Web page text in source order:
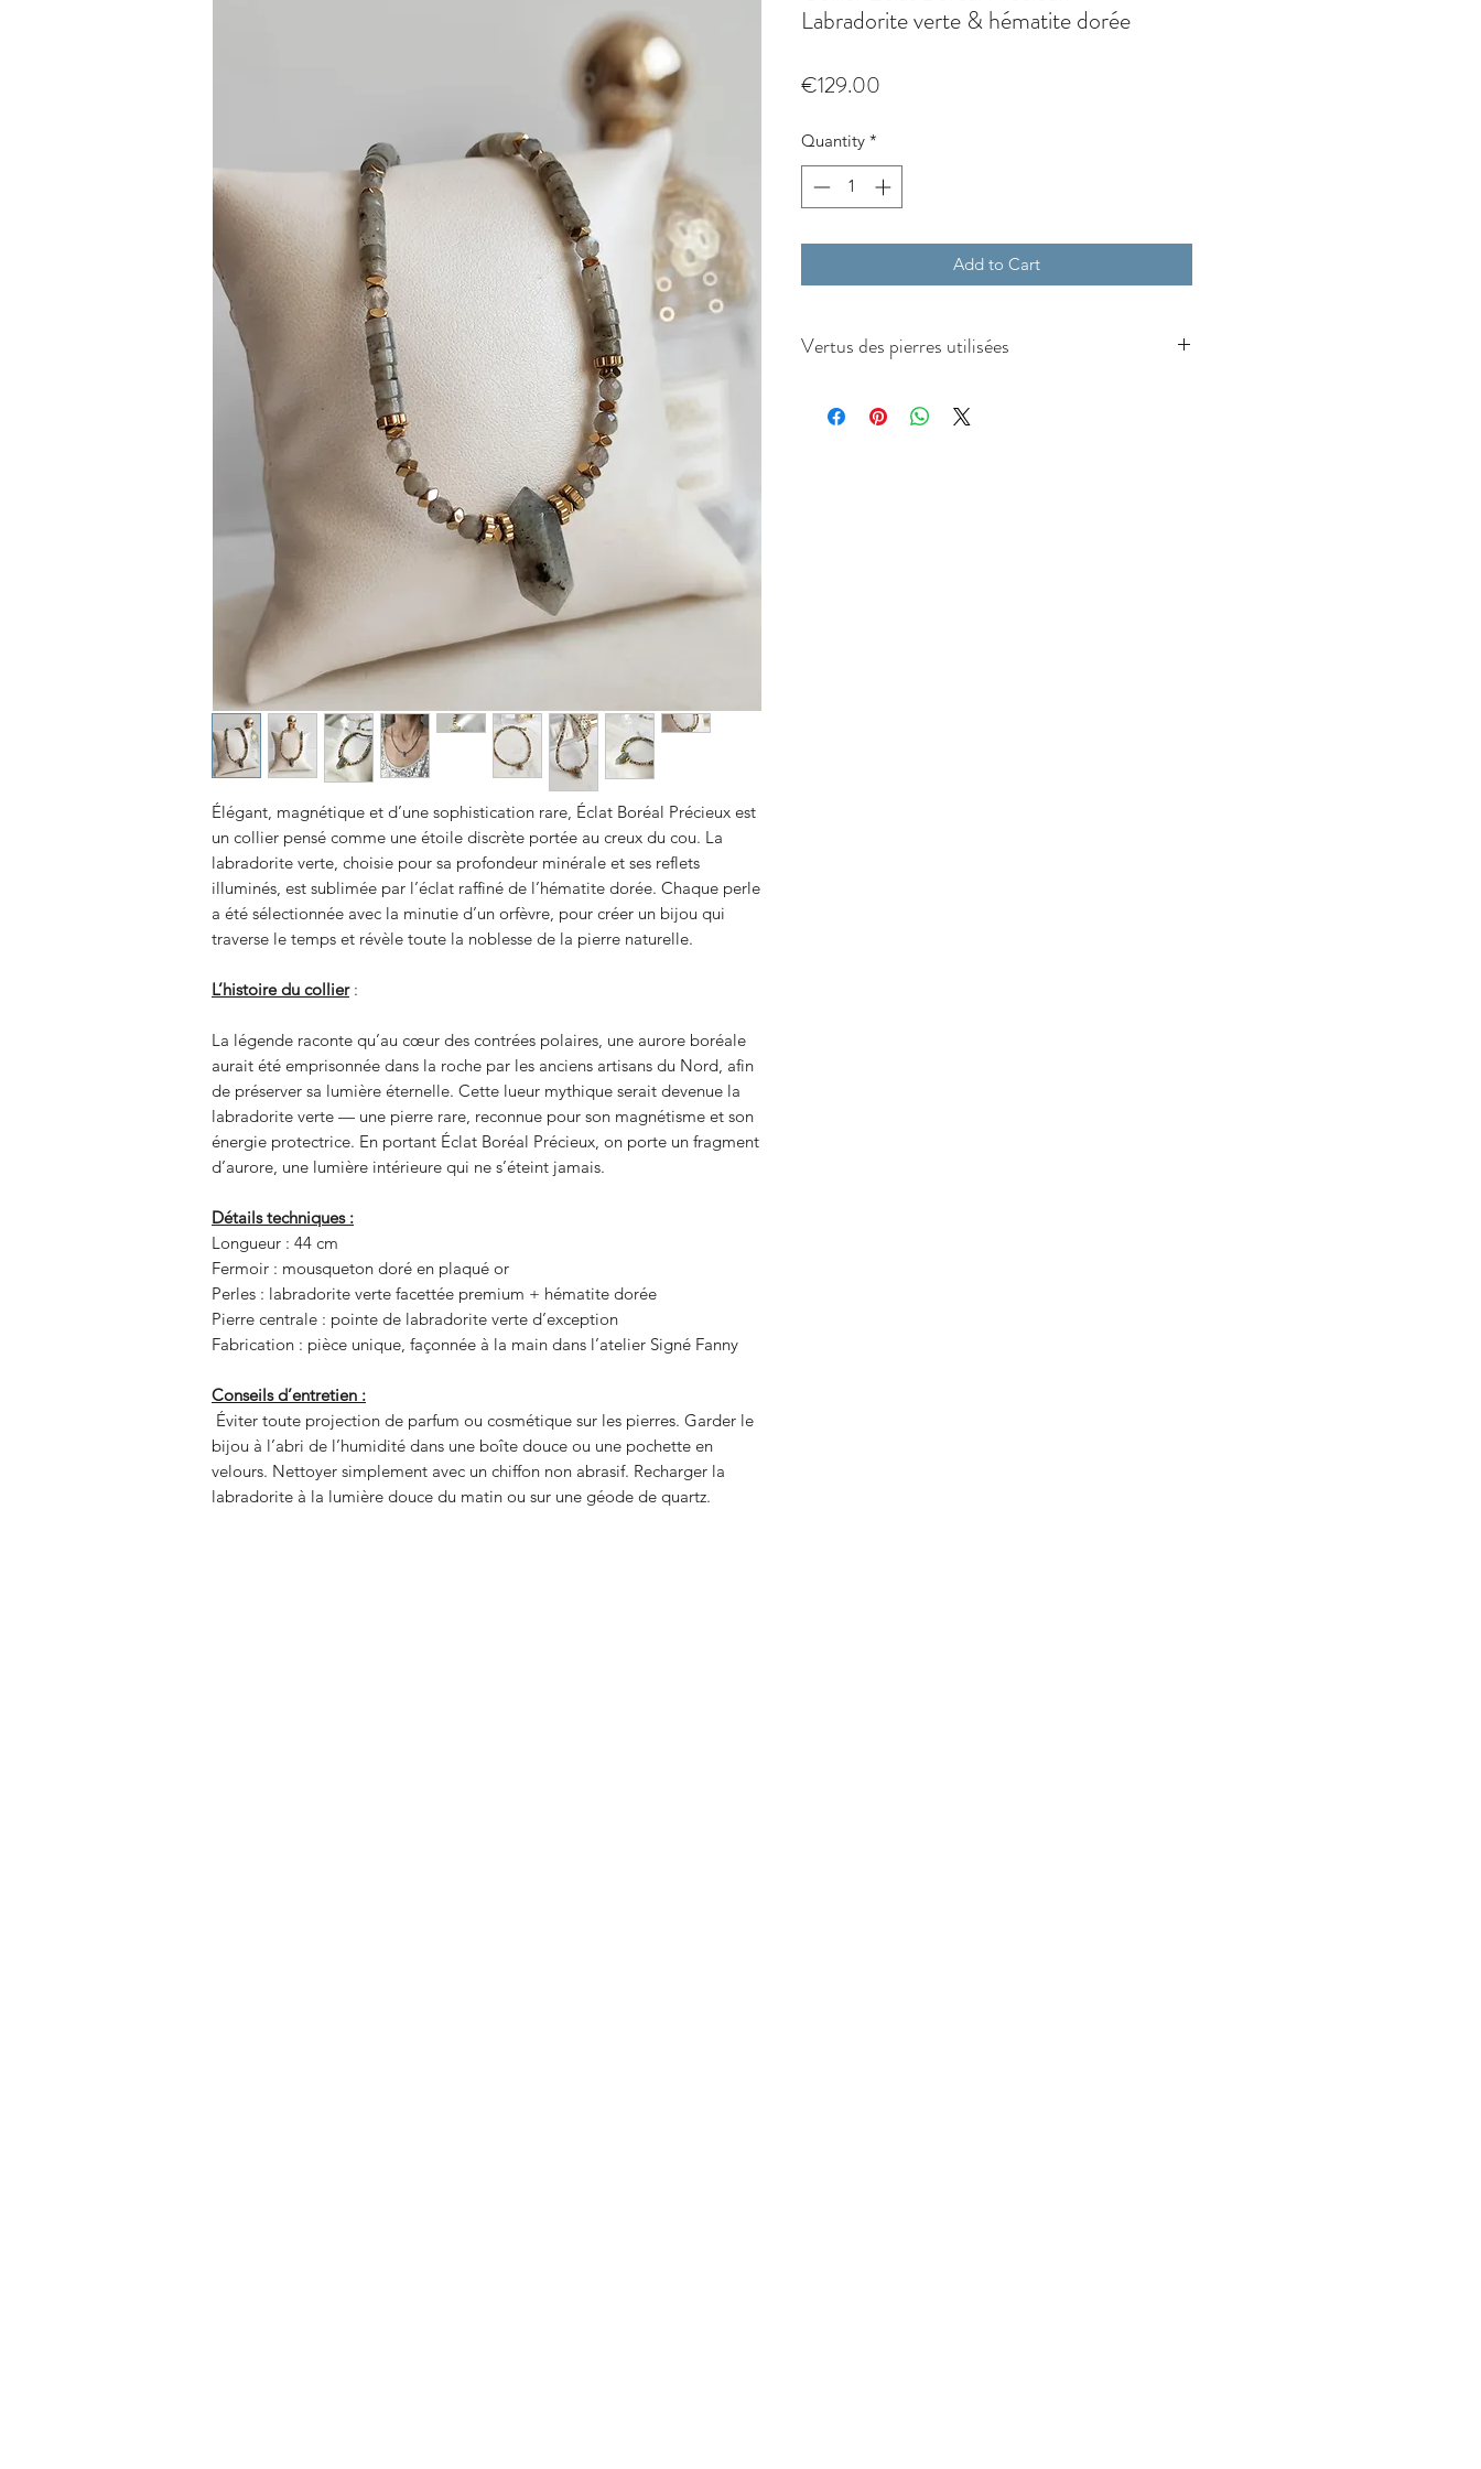
Élégant, magnétique et d’une sophistication rare, Éclat Boréal Précieux est
un collier pensé comme une étoile discrète portée au creux du cou. La
labradorite verte, choisie pour sa profondeur minérale et ses reflets
illuminés, est sublimée par l’éclat raffiné de l’hématite dorée. Chaque perle
a été sélectionnée avec la minutie d’un orfèvre, pour créer un bijou qui
traverse le temps et révèle toute la noblesse de la pierre naturelle.
L’histoire du collier:
La légende raconte qu’au cœur des contrées polaires, une aurore boréale
aurait été emprisonnée dans la roche par les anciens artisans du Nord, afin
de préserver sa lumière éternelle. Cette lueur mythique serait devenue la
labradorite verte — une pierre rare, reconnue pour son magnétisme et son
énergie protectrice. En portant Éclat Boréal Précieux, on porte un fragment
d’aurore, une lumière intérieure qui ne s’éteint jamais.
Détails techniques :
Longueur : 44 cm
Fermoir : mousqueton doré en plaqué or
Perles : labradorite verte facettée premium + hématite dorée
Pierre centrale : pointe de labradorite verte d’exception
Fabrication : pièce unique, façonnée à la main dans l’atelier Signé Fanny
Conseils d’entretien :
Éviter toute projection de parfum ou cosmétique sur les pierres. Garder le
bijou à l’abri de l’humidité dans une boîte douce ou une pochette en
velours. Nettoyer simplement avec un chiffon non abrasif. Recharger la
labradorite à la lumière douce du matin ou sur une géode de quartz.
Labradorite verte & hématite dorée
€129.00
Quantity *
Add to Cart
Vertus des pierres utilisées
Pierre de protection par excellence, la labradorite